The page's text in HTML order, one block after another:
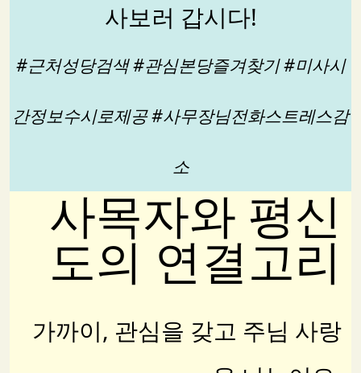
사보러 갑시다!
#근처성당검색 #관심본당즐겨찾기 #미사시
간정보수시로제공 #사무장님전화스트레스감
소
사목자와 평신
도의 연결고리
가까이, 관심을 갖고 주님 사랑